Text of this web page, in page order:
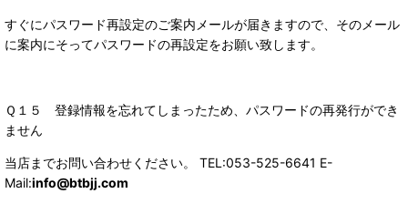
すぐにパスワード再設定のご案内メールが届きますので、そのメール
に案内にそってパスワードの再設定をお願い致します。
Ｑ１５ 登録情報を忘れてしまったため、パスワードの再発行ができ
ません
当店までお問い合わせください。 TEL:053-525-6641 E-
Mail:info@btbjj.com